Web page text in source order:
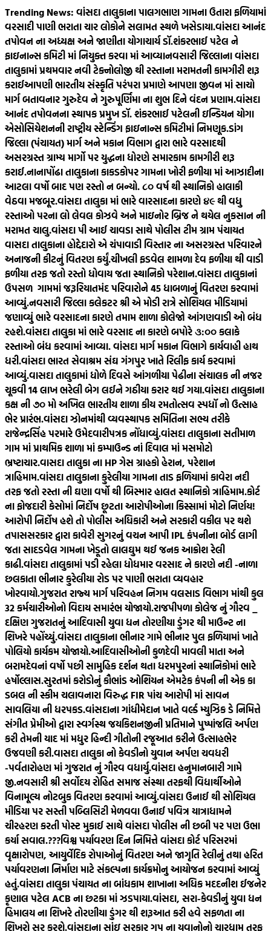
Skip
to
content
Trending News: વાંસદા તાલુકાના પાલગભાણ ગામના ઉતારા ફળિયામાં
વરસાદી પાણી ભરાતા ચાર લોકોને સલામત સ્થળે ખસેડાયા.વાંસદા આનંદ
તપોવન ના અધ્યક્ષ અને જાણીતા યોગાચાર્ય ડૉ.શંકરભાઈ પટેલ ને
ફાઇનાન્સ કમિટી માં નિયુક્ત કરવા માં આવ્યાનવસારી જિલ્લાના વાંસદા
તાલુકામાં પ્રથમવાર નવી ટેક્નોલોજી થી રસ્તાના મરામતની કામગીરી શરૂ
કરાઈઆપણી ભારતીય સંસ્કૃતિ પરંપરા પ્રમાણે આપણા જીવન માં સાચો
માર્ગ બતાવનાર ગુરુદેવ ને ગુરુપૂર્ણિમા ના શુભ દિને વંદન પ્રણામ.વાંસદા
આનંદ તપોવનના સ્થાપક પ્રમુખ ડૉ. શંકરભાઈ પટેલની ઇન્ડિયન યોગા
એસોસિયેશનની રાષ્ટ્રીય સ્ટેન્ડિંગ ફાઇનાન્સ કમિટીમાં નિમણૂક.ડાંગ
જિલ્લા (પંચાયત) માર્ગ અને મકાન વિભાગ દ્વારા ભારે વરસાદથી
અસરગ્રસ્ત ગ્રામ્ય માર્ગો પર યુદ્ધના ધોરણે સમારકામ કામગીરી શરૂ
કરાઈ.નાનાપોંઢા તાલુકાના કાકડકોપર ગામના ખોરી ફળીયા માં આઝાદીના
આટલા વર્ષો બાદ પણ રસ્તો ન બન્યો. ૮૦‌ વર્ષ થી સ્થાનિકો હાલાકી
વેઠવા મજબૂર.વાંસદા તાલુકા માં ભારે વારસાદના કારણે ૪૯ થી વધુ
રસ્તાઓ પરના લો લેવલ કોઝવે અને માઇનોર બ્રિજ ને થયેલ નુકસાન ની
મરામત ચાલુ.વાંસદા પી આઈ ચાવડા સાથે પોલીસ ટીમ ગ્રામ પંચાયત
વાસદા તાલુકાના હોદ્દેદારો એ ચંપાવાડી વિસ્તાર ના અસરગ્રસ્ત પરિવારને
અનાજની કીટનું વિતરણ કર્યું.ચીખલી ફડવેલ શામળા દેવ ફળીયા થી વાડી
ફળીયા તરફ જતો રસ્તો ધોવાય જતા સ્થાનિકો પરેશાન.વાંસદા તાલુકાનાં
ઉપસળ ગામમાં જરૂરિયાતમંદ પરિવારોને 45 ધાબળાનું વિતરણ કરવામાં
આવ્યું.નવસારી જિલ્લા કલેકટર શ્રી એ મોડી રાત્રે સોશિયલ મીડિયામાં
જણાવ્યું ભારે વરસાદના કારણે તમામ શાળા કોલેજો આંગણવાડી ઓ બંધ
રહશે.વાંસદા તાલુકા માં ભારે વરસાદ ના કારણે બપોરે ૩:૦૦ કલાકે
રસ્તાઓ બંધ કરવામાં આવ્યા. વાંસદા માર્ગ મકાન વિભાગે કાર્યવાહી હાથ
ધરી.વાંસદા ભારત સેવાશ્રમ સંઘ ગંગપુર ખાતે રિલીફ કાર્ય કરવામાં
આવ્યું.વાસદા તાલુકામાં ધોળે દિવસે આંગળીયા પેઢીના સંચાલક ની નજર
ચૂકવી 14 લાખ ભરેલી બેગ લઈને ગઠીયા કરાર થઈ ગયા.વાંસદા તાલુકાના
કક્ષ ની ૭૦ મો અખિલ ભારતીય શાળા કીય રમતોત્સવ સ્પધૉ નો ઉત્સાહ
ભેર પ્રારંભ.વાંસદા ઝોનમાંથી વ્યવસ્થાપક સમિતિના સભ્ય તરીકે
રાજેન્દ્રસિંહ પરમારે ઉમેદવારીપત્રક નોંધાવ્યું.વાંસદા તાલુકાના સતીમાળ
ગામ માં પ્રાથમિક શાળા માં કમ્પાઉન્ડ નાં દિવાલ માં મસમોટો
ભ્રષ્ટાચાર.વાસદા તાલુકા ના HP ગેસ ગ્રાહકો હેરાન, પરેશાન
ત્રાહિમામ.વાંસદા તાલુકાના કુરેલીયા ગામના તાડ ફળિયામાં કાવેરા નદી
તરફ જતો રસ્તા ની ઘણા વર્ષો થી બિસ્માર હાલત સ્થાનિકો ત્રાહિમામ.કોર્ટ
ના ફોજદારી કેસોમાં નિર્દોષ છૂટતા આરોપીઓના કિસ્સામાં મોટો નિર્ણય!
આરોપી નિર્દોષ હશે તો પોલીસ અધિકારી અને સરકારી વકીલ પર થશે
તપાસસરકાર દ્વારા કાવેરી સુગરનું વચન આપી IPL કંપનીના બોર્ડ લાગી
જતા સાદડવેલ ગામના ખેડૂતો લાલઘુમ થઈ જનક આક્રોશ રેલી
કાઢી.વાંસદા તાલુકામાં પડી રહેલા ધોધમાર વરસાદ ને કારણે નદી -નાળા
છલકાતા ભીનાર કુરેલીયા રોડ પર પાણી ભરાતા વ્યવહાર
ખોરવાયો.ગુજરાત રાજ્ય માર્ગ પરિવહન નિગમ વલસાડ વિભાગ માંથી કુલ
32 કર્મચારીઓનો વિદાય સમારંભ યોજાયો.રાજપીપળા કોલેજ નું ગૌરવ _
દક્ષિણ ગુજરાતનું આદિવાસી યુવા ધન તોરણીયા ડુંગર થી માઉન્ટ ના
શિખરે પહોંચ્યું.વાંસદા તાલુકાના ભીનાર ગામે ભીનાર પુલ ફળિયામાં ખાતે
પોલિયો કાર્યકમ યોજાયો.આદિવાસીઓની કુળદેવી માવલી માતા અને
બરામદેવનાં વર્ષો પછી સામુહિક દર્શન થતા ધરમપુરનાં સ્થાનિકોમાં ભારે
હર્ષોલ્લાસ.સુરતમાં કરોડોનું કૌભાંડ ઓશિયન એમટેક કંપની ની એક કા
ડબલ ની સ્કીમ ચલાવનારા વિરુદ્ધ FIR પાંચ આરોપી માં સાવન
સાવલિયા ની ધરપકડ.વાંસદાના ગાંધીમેદાન ખાતે વર્લ્ડ મ્યુઝિક ડે નિમિત્તે
સંગીત પ્રેમીઓ દ્વારા સ્વર્ગસ્થ જયકિશનજીની પ્રતિમાને પુષ્પાંજલિ અર્પણ
કરી તેમની યાદ માં મધુર હિન્દી ગીતોની રજૂઆત કરીને ઉત્સાહભેર
ઉજવણી કરી.વાસદા તાલુકા નો કેવડીનો યુવાન અર્પણ ચવધરી
-પર્વતારોહણ માં ગુજરાત નું ગૌરવ વધાર્યુ.વાંસદા હનુમાનબારી ગામે
જી.નવસારી શ્રી સર્વોદય રોહિત સમાજ સંસ્થા તરફથી વિદ્યાર્થીઓને
વિનામૂલ્ય નોટબુક વિતરણ કરવામાં આવ્યું.વાંસદા ઉનાઈ થી સોશિયલ
મીડિયા પર સસ્તી પબ્લિસિટી મેળવવા ઉનાઈ પવિત્ર યાત્રાધામને
ચીરહરણ કરતી પોસ્ટ મુકાઈ સાથે વાંસદા પોલીસ ની છબી પર પણ ઉભા
કર્યા સવાલ.???વિશ્વ પર્યાવરણ દિન નિમિત્તે વાંસદા કોર્ટ પરિસરમાં
વૃક્ષારોપણ, આયુર્વેદિક રોપાઓનું વિતરણ અને જાગૃતિ રેલીનું તથા હરિત
પર્યાવરણના નિર્માણ માટે સંકલ્પના કાર્યક્રમોનુ આયોજન કરવામાં આવ્યું
હતું.વાંસદા તાલુકા પંચાયત ના બાંધકામ શાખાના અધિક મદદનીશ ઈજનેર
કૃણાલ પટેલ ACB ના છટકા માં ઝડપાયા.વાંસદા, સરા-કેવડીનું યુવા ધન
હિમાલય ના શિખરે તોરણીયા ડુંગર થી શરૂઆત કરી હવે સફળતા ના
શિખરો સર કરશે.વાંસદાના સાંઇ સરકાર ગૃપ ના યુવાનોનો ચારધામ તરફ